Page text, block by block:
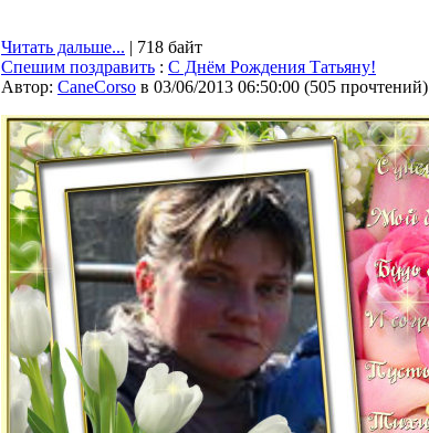
Читать дальше... | 718 байт
Спешим поздравить : С Днём Рождения Татьяну!
Автор: CaneCorso в 03/06/2013 06:50:00 (505 прочтений)